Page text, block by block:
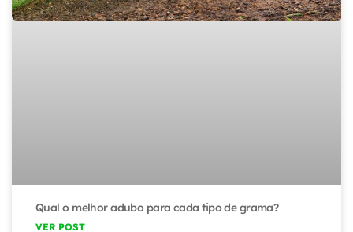
Qual o melhor adubo para cada tipo de grama?
VER POST